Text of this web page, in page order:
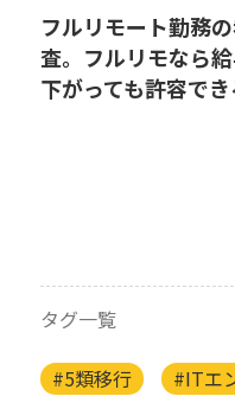
フルリモート勤務
査。フルリモなら
下がっても許容でき
タグ一覧
#5類移行 #ITエ